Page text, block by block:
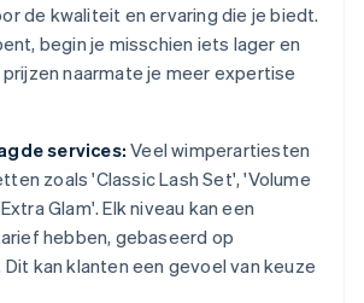
de kwaliteit en ervaring die je biedt.
begin je misschien iets lager en
naarmate je meer expertise
services:Veel wimperartiesten
zoals 'Classic Lash Set', 'Volume
Glam'. Elk niveau kan een
hebben, gebaseerd op
kan klanten een gevoel van keuze